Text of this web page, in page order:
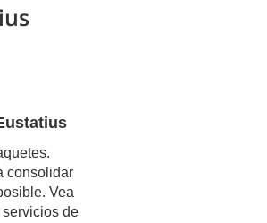
consolidar
Vea
de